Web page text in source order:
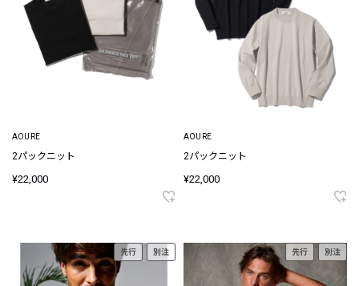
AOURE
2パックニット
¥22,000
AOURE
2パックニット
¥22,000
先行 別注 先行 別注